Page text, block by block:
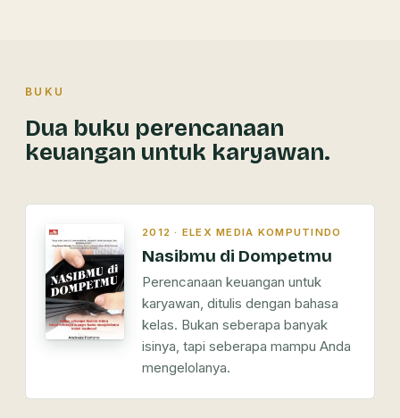
BUKU
Dua buku perencanaan
keuangan untuk karyawan.
2012 · ELEX MEDIA KOMPUTINDO
Nasibmu di Dompetmu
Perencanaan keuangan untuk
karyawan, ditulis dengan bahasa
kelas. Bukan seberapa banyak
isinya, tapi seberapa mampu Anda
mengelolanya.